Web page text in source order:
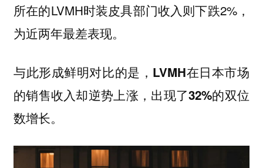
所在的LVMH时装皮具部门收入则下跌2%，
为近两年最差表现。
与此形成鲜明对比的是， LVMH在日本市场
的销售收入却逆势上涨，出现了32%的双位
数增长。